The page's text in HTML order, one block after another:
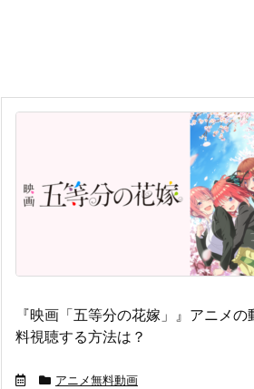
『映画「五等分の花嫁」』アニメ
料視聴する方法は？
アニメ無料動画